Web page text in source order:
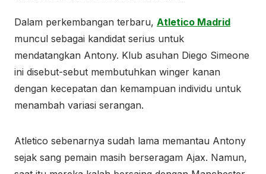
Dalam perkembangan terbaru, Atletico Madrid
muncul sebagai kandidat serius untuk
mendatangkan Antony. Klub asuhan Diego Simeone
ini disebut-sebut membutuhkan winger kanan
dengan kecepatan dan kemampuan individu untuk
menambah variasi serangan.
Atletico sebenarnya sudah lama memantau Antony
sejak sang pemain masih berseragam Ajax. Namun,